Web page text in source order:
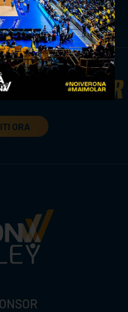
NEWSLETTER
ORA